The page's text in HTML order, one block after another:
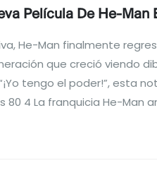
Película De He-Man
He-Man finalmente
que creció viendo
tengo el poder!”, esta
80 4 La franquicia He-Man